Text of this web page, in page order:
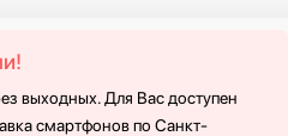
выходных. Для Вас доступен
смартфонов по Санкт-